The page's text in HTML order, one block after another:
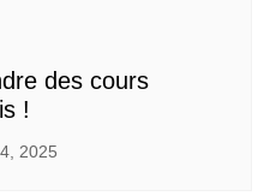
des cours
!
2025